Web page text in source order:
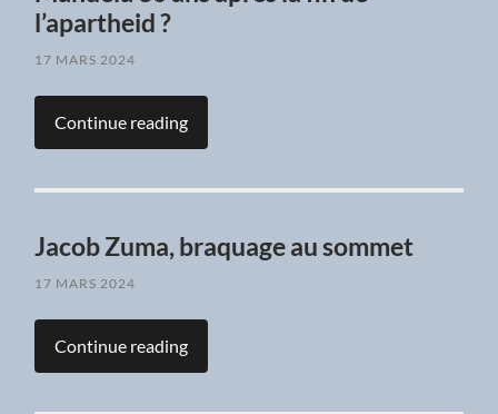
l’apartheid ?
17 MARS 2024
Continue reading
Jacob Zuma, braquage au sommet
17 MARS 2024
Continue reading